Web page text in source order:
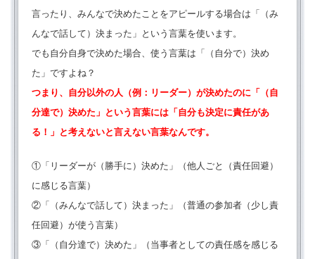
言ったり、みんなで決めたことをアピールする場合は「（み
んなで話して）決まった」という言葉を使います。
でも自分自身で決めた場合、使う言葉は「（自分で）決め
た」ですよね？
つまり、自分以外の人（例：リーダー）が決めたのに「（自
分達で）決めた」という言葉には「自分も決定に責任があ
る！」と考えないと言えない言葉なんです。
①「リーダーが（勝手に）決めた」（他人ごと（責任回避）
に感じる言葉）
②「（みんなで話して）決まった」（普通の参加者（少し責
任回避）が使う言葉）
③「（自分達で）決めた」（当事者としての責任感を感じる